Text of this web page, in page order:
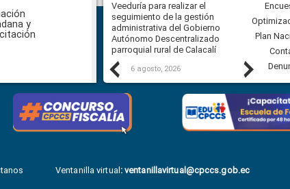
y
Previous
de julio se podrán
en
postulantes al
designar Fiscal
Veeduría para realizar el
seguimiento de la gestión
administrativa del Gobierno
Autónomo Descentralizado
parroquial rural de Calacalí
6 agosto, 2026
Plan
Ventanilla virtual :ventanillavirtual@cpccs.gob.ec